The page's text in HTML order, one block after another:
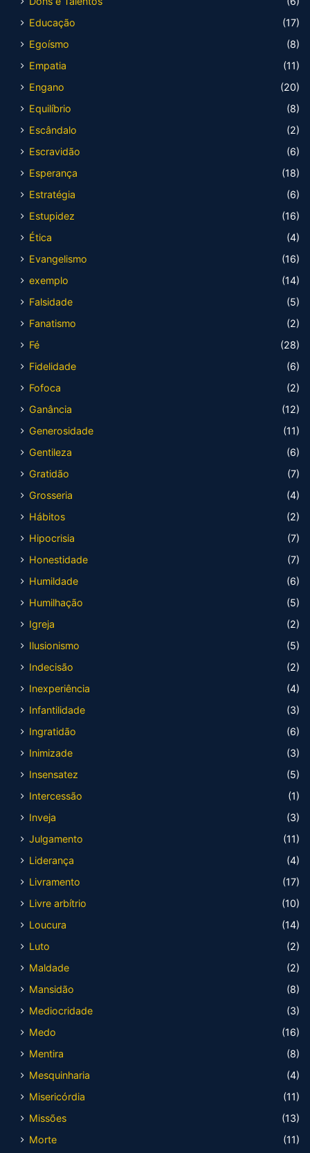
Educação
(17)
Egoísmo
(8)
Empatia
(11)
Engano
(20)
Equilíbrio
(8)
Escândalo
(2)
Escravidão
(6)
Esperança
(18)
Estratégia
(6)
Estupidez
(16)
Ética
(4)
Evangelismo
(16)
exemplo
(14)
Falsidade
(5)
Fanatismo
(2)
Fé
(28)
Fidelidade
(6)
Fofoca
(2)
Ganância
(12)
Generosidade
(11)
Gentileza
(6)
Gratidão
(7)
Grosseria
(4)
Hábitos
(2)
Hipocrisia
(7)
Honestidade
(7)
Humildade
(6)
Humilhação
(5)
Igreja
(2)
Ilusionismo
(5)
Indecisão
(2)
Inexperiência
(4)
Infantilidade
(3)
Ingratidão
(6)
Inimizade
(3)
Insensatez
(5)
Intercessão
(1)
Inveja
(3)
Julgamento
(11)
Liderança
(4)
Livramento
(17)
Livre arbítrio
(10)
Loucura
(14)
Luto
(2)
Maldade
(2)
Mansidão
(8)
Mediocridade
(3)
Medo
(16)
Mentira
(8)
Mesquinharia
(4)
Misericórdia
(11)
Missões
(13)
Morte
(11)